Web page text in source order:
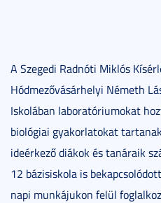
A Szegedi Radnóti Miklós
Hódmezővásárhelyi Németh
Iskolában laboratóriumokat
biológiai gyakorlatokat
ideérkező diákok és tanáraik
12 bázisiskola is
napi munkájukon felül